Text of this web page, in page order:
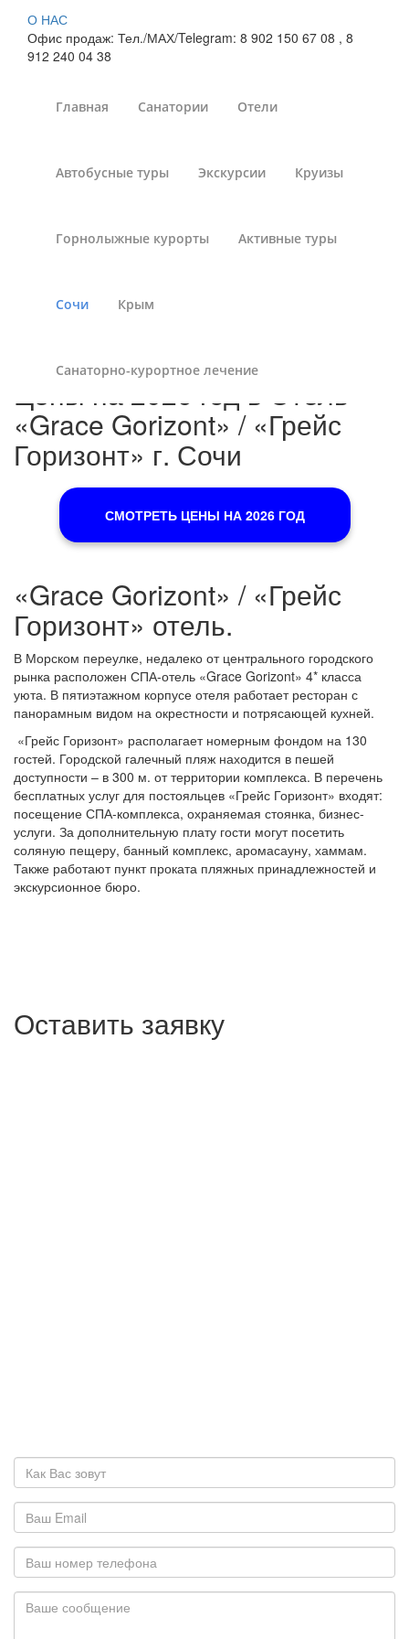
О НАС
Офис продаж: Тел./МАХ/Telegram: 8 902 150 67 08 , 8
912 240 04 38
Главная Санатории Отели
Автобусные туры Экскурсии Круизы
Горнолыжные курорты Активные туры
Сочи Крым
Санаторно-курортное лечение
Отель «Grace Gorizont» /
«Грейс Горизонт» г.
Сочи : цены на 2026 год
Цены на 2026 год в Отель
«Grace Gorizont» / «Грейс
Горизонт» г. Сочи
СМОТРЕТЬ ЦЕНЫ НА 2026 ГОД
«Grace Gorizont» / «Грейс
Горизонт» отель.
В Морском переулке, недалеко от центрального городского
рынка расположен СПА-отель «Grace Gorizont» 4* класса
уюта. В пятиэтажном корпусе отеля работает ресторан с
панорамным видом на окрестности и потрясающей кухней.
«Грейс Горизонт» располагает номерным фондом на 130
гостей. Городской галечный пляж находится в пешей
доступности – в 300 м. от территории комплекса. В перечень
бесплатных услуг для постояльцев «Грейс Горизонт» входят:
посещение СПА-комплекса, охраняемая стоянка, бизнес-
услуги. За дополнительную плату гости могут посетить
соляную пещеру, банный комплекс, аромасауну, хаммам.
Также работают пункт проката пляжных принадлежностей и
экскурсионное бюро.
Оставить заявку